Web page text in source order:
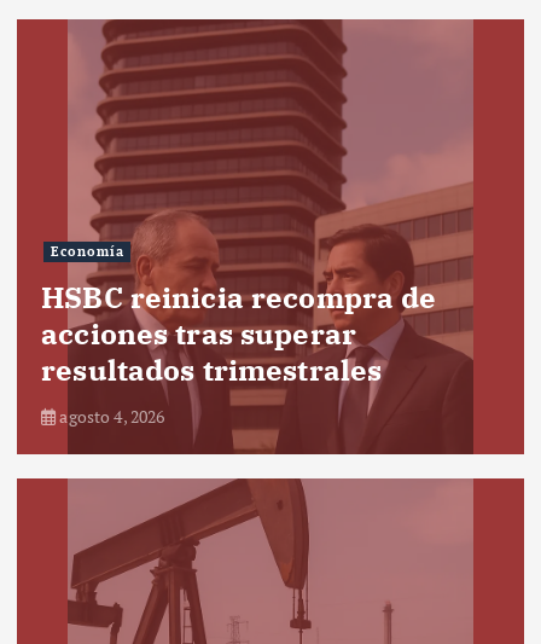
Economía
HSBC reinicia recompra de
acciones tras superar
resultados trimestrales
agosto 4, 2026